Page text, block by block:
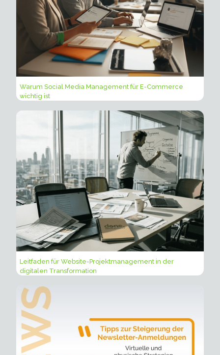
Warum Social Media Management für E-Commerce
wichtig ist
Leitfaden für Website-Projektmanagement in der
digitalen Transformation